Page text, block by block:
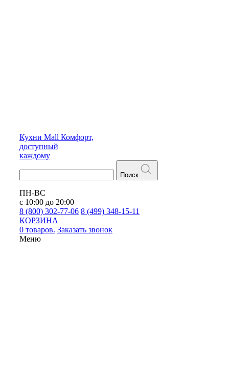
Кухни Mall Комфорт,
доступный
каждому
Поиск
ПН-ВС
с 10:00 до 20:00
8 (800) 302-77-06 8 (499) 348-15-11
КОРЗИНА
0 товаров. Заказать звонок
Меню